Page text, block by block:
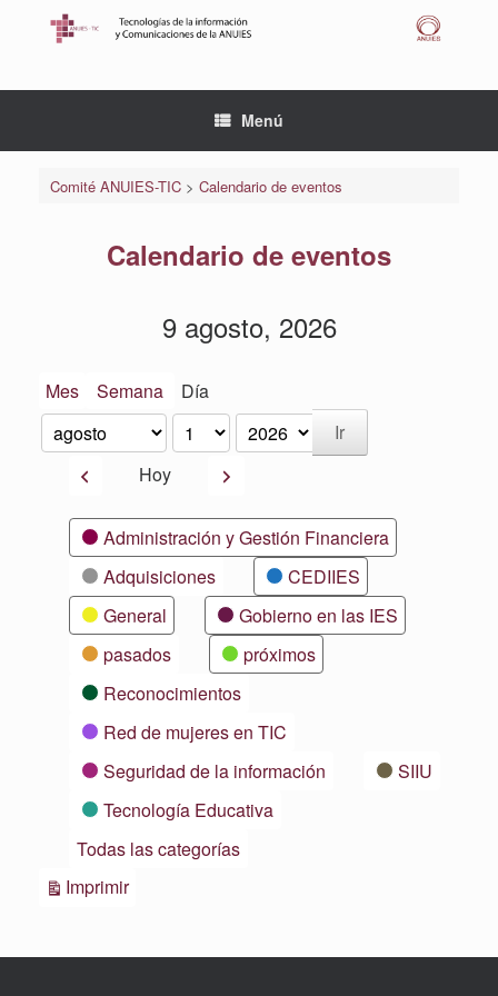
Menú
Comité ANUIES-TIC> Calendario de eventos
Calendario de eventos
9 agosto, 2026
Mes Semana Día
Mes
Día
Año
AnteriorHoy Siguiente
CategoríasAdministración y Gestión Financiera
Adquisiciones
CEDIIES
General
Gobierno en las IES
pasados
próximos
Reconocimientos
Red de mujeres en TIC
Seguridad de la información
SIIU
Tecnología Educativa
Todas las categorías
ImprimirVistas